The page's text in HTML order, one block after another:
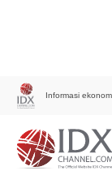
Informasi